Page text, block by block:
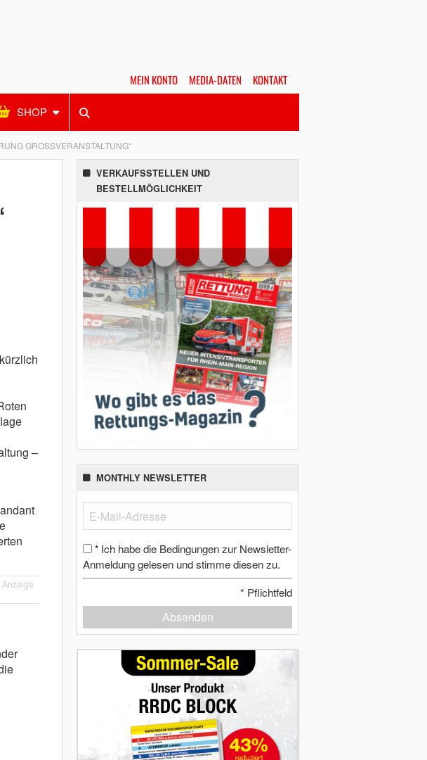
MEIN KONTO MEDIA-DATEN KONTAKT
SHOP
GROSSVERANSTALTUNG“
–
Anzeige
VERKAUFSSTELLEN UND
BESTELLMÖGLICHKEIT
MONTHLY NEWSLETTER
* Ich habe die Bedingungen zur Newsletter-
Anmeldung gelesen und stimme diesen zu.
* Pflichtfeld
Absenden